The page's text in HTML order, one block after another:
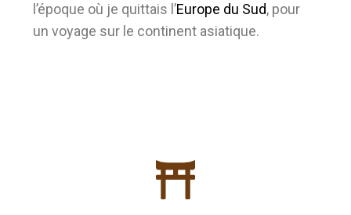
l’époque où je quittais l’Europe du Sud, pour
un voyage sur le continent asiatique.